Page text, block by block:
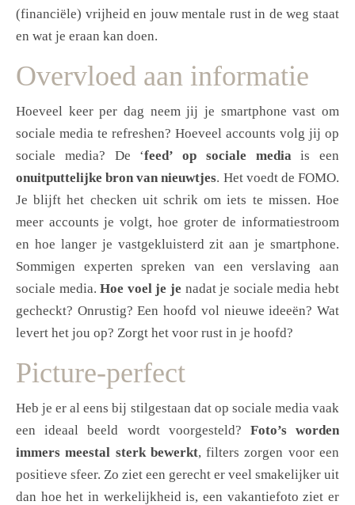
(financiële) vrijheid en jouw mentale rust in de weg staat
en wat je eraan kan doen.
Overvloed aan informatie
Hoeveel keer per dag neem jij je smartphone vast om
sociale media te refreshen? Hoeveel accounts volg jij op
sociale media? De ‘feed’ op sociale mediais een
onuitputtelijke bron van nieuwtjes. Het voedt de FOMO.
Je blijft het checken uit schrik om iets te missen. Hoe
meer accounts je volgt, hoe groter de informatiestroom
en hoe langer je vastgekluisterd zit aan je smartphone.
Sommigen experten spreken van een verslaving aan
sociale media.Hoe voel je je nadat je sociale media hebt
gecheckt? Onrustig? Een hoofd vol nieuwe ideeën? Wat
levert het jou op? Zorgt het voor rust in je hoofd?
Picture-perfect
Heb je er al eens bij stilgestaan dat op sociale media vaak
een ideaal beeld wordt voorgesteld? Foto’s worden
immers meestal sterk bewerkt, filters zorgen voor een
positieve sfeer. Zo ziet een gerecht er veel smakelijker uit
dan hoe het in werkelijkheid is, een vakantiefoto ziet er